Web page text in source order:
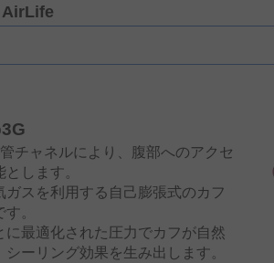
AirLife
チャネルにより、腹部へのアクセ
とします。
ガスを利用する自己膨張式のカフ
。
に最適化された圧力でカフが自然
シーリング効果を生み出します。